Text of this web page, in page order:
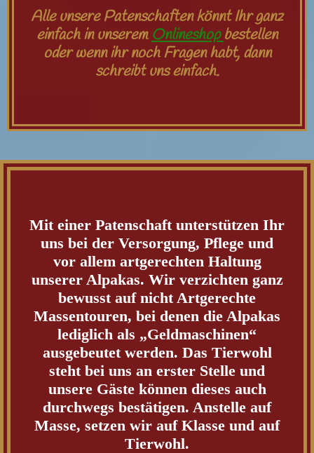
Alle unsere Patenschaften könnt Ihr ganz
einfach in unseremOnlineshopbestellen
oder wenn ihr noch Fragen habt, dann
schreibt uns einfach.
Mit einer Patenschaft unterstützen Ihr
uns bei der Versorgung, Pflege und
vor allem artgerechten Haltung
unserer Alpakas. Wir verzichten ganz
bewusst auf nicht Artgerechte
Massentouren, bei denen die Alpakas
lediglich als „Geldmaschinen“
ausgebeutet werden. Das Tierwohl
steht bei uns an erster Stelle und
unsere Gäste können dieses auch
durchwegs bestätigen. Anstelle auf
Masse, setzen wir auf Klasse und auf
Tierwohl.